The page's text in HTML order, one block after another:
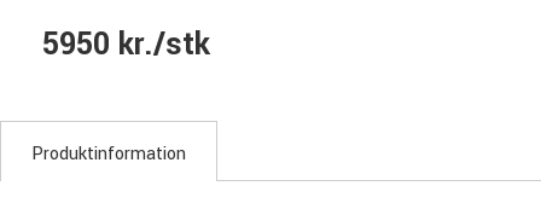
5950 kr./stk
Produktinformation